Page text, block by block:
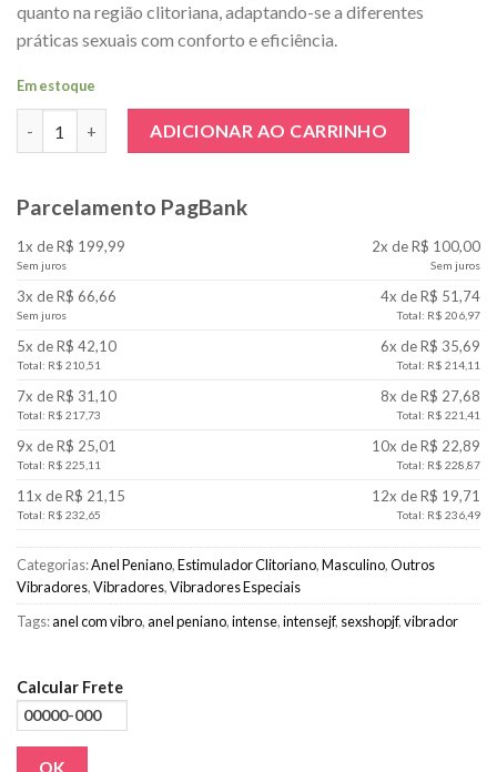
quanto na região clitoriana, adaptando-se a diferentes
práticas sexuais com conforto e eficiência.
Em estoque
ADICIONAR AO CARRINHO
Parcelamento PagBank
1x de R$ 199,99
Sem juros
2x de R$ 100,00
Sem juros
3x de R$ 66,66
Sem juros
4x de R$ 51,74
Total: R$ 206,97
5x de R$ 42,10
Total: R$ 210,51
6x de R$ 35,69
Total: R$ 214,11
7x de R$ 31,10
Total: R$ 217,73
8x de R$ 27,68
Total: R$ 221,41
9x de R$ 25,01
Total: R$ 225,11
10x de R$ 22,89
Total: R$ 228,87
11x de R$ 21,15
Total: R$ 232,65
12x de R$ 19,71
Total: R$ 236,49
Categorias:Anel Peniano,Estimulador Clitoriano,Masculino,Outros
Vibradores,Vibradores,Vibradores Especiais
Tags:anel com vibro,anel peniano,intense,intensejf, sexshopjf,vibrador
Calcular Frete
OK